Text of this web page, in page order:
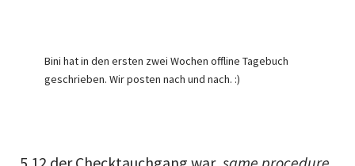
Bini hat in den ersten zwei Wochen offline Tagebuch
geschrieben. Wir posten nach und nach. :)